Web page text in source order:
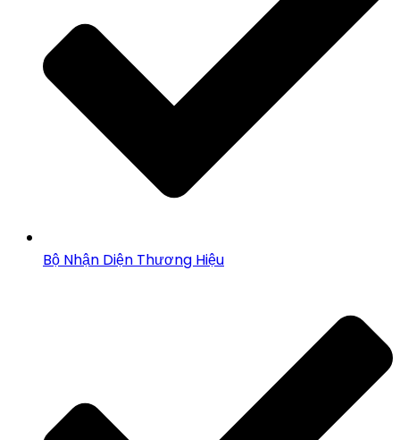
Bộ Nhận Diện Thương Hiệu